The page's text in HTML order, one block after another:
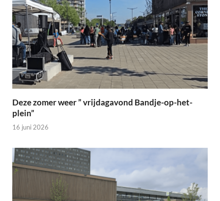
Deze zomer weer ” vrijdagavond Bandje-op-het-
plein”
16 juni 2026